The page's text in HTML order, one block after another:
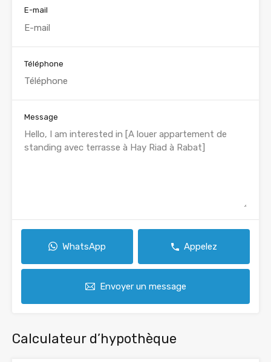
E-mail
Téléphone
Message
WhatsApp Appelez
Envoyer un message
Calculateur d’hypothèque